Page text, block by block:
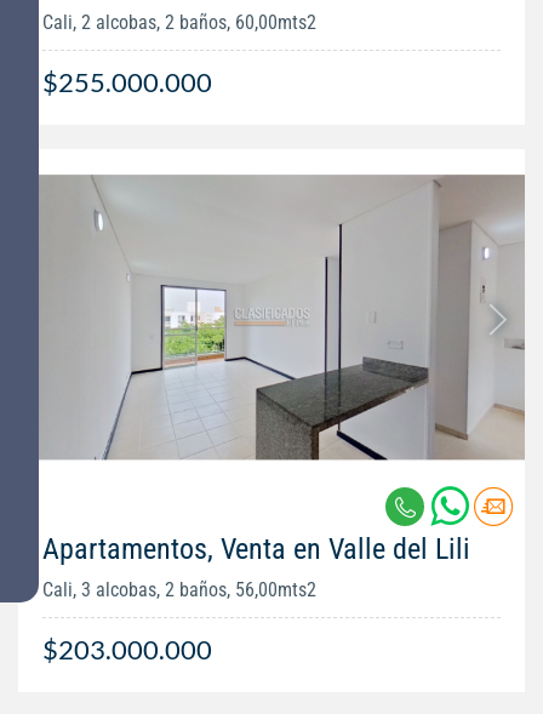
Cali, 2 alcobas, 2 baños, 60,00mts2
$255.000.000
Apartamentos, Venta en Valle del Lili
Cali, 3 alcobas, 2 baños, 56,00mts2
$203.000.000